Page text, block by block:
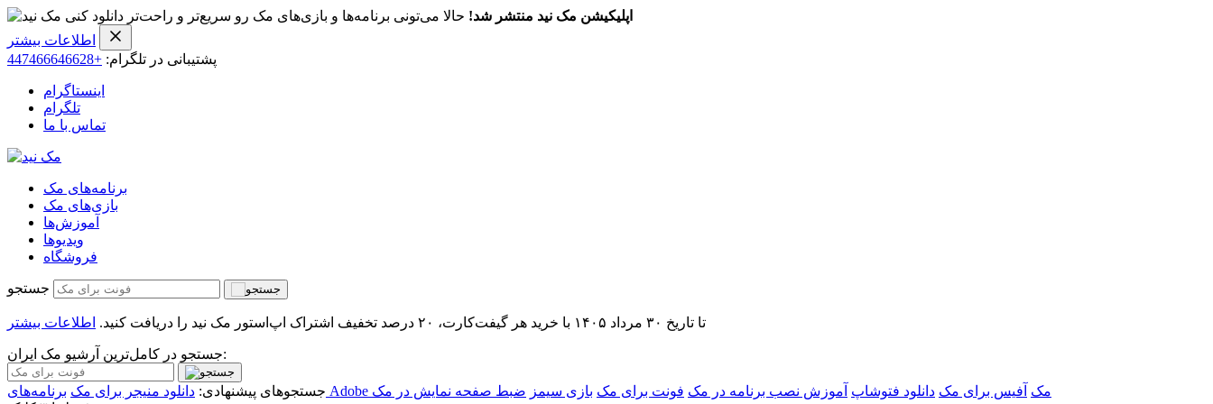
اپلیکیشن مک نید منتشر شد! حالا می‌تونی برنامه‌ها و بازی‌های مک رو سریع‌تر و راحت‌تر دانلود کنی
اطلاعات بیشتر
پشتیبانی در تلگرام: +447466646628
اینستاگرام
تلگرام
تماس با ما
برنامه‌های مک
بازی‌های مک
آموزش‌ها
ویدیو‌ها
فروشگاه
جستجو
تا تاریخ ۳۰ مرداد ۱۴۰۵ با خرید هر گیفت‌کارت، ۲۰ درصد تخفیف اشتراک اپ‌استور مک نید را دریافت کنید. اطلاعات بیشتر
جستجو در کامل‌ترین آرشیو مک ایران:
جستجوهای پیشنهادی: دانلود منیجر برای مک برنامه‌های Adobe مک آفیس برای مک دانلود فتوشاپ آموزش نصب برنامه در مک فونت برای مک بازی سیمز ضبط صفحه نمایش در مک